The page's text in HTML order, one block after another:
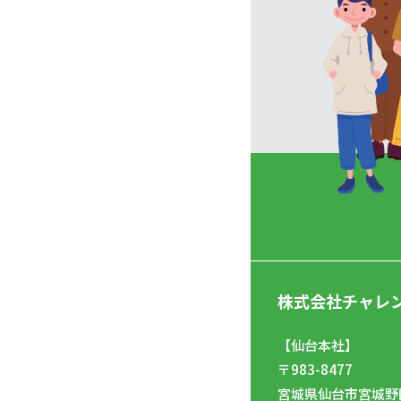
株式会社チャレ
【仙台本社】
〒983-8477
宮城県仙台市宮城